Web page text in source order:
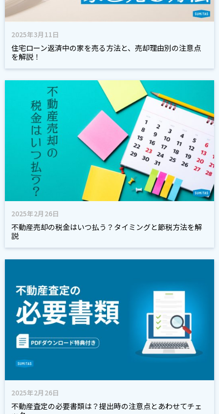
2025年3月11日
住宅ローン返済中の家を売る方法と、売却理由別の注意点
を解説！
2025年2月26日
不動産売却の税金はいつ払う？タイミングと節税方法を解
説
2025年2月26日
不動産査定の必要書類は？提出時の注意点とあわせてチェ